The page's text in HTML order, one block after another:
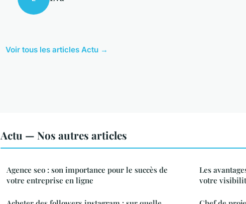
Voir tous les articles Actu →
Actu — Nos autres articles
Agence seo : son importance pour le succès de
votre entreprise en ligne
Les
votre